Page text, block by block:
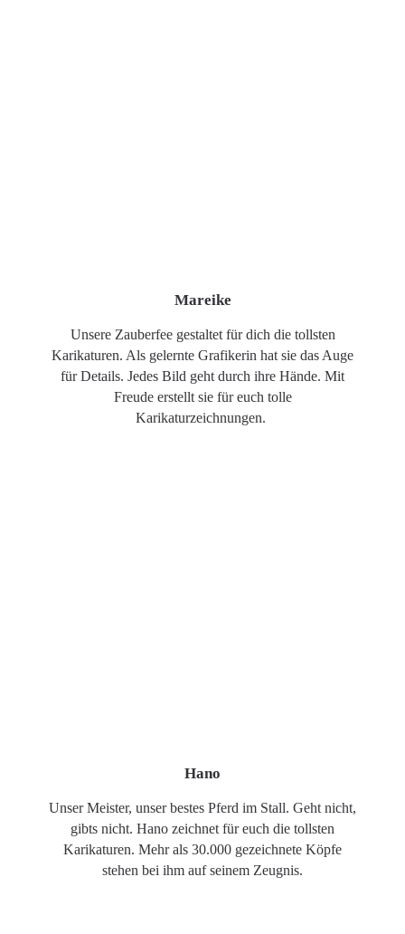
Mareike
Unsere Zauberfee gestaltet für dich die tollsten
Karikaturen. Als gelernte Grafikerin hat sie das Auge
für Details. Jedes Bild geht durch ihre Hände. Mit
Freude erstellt sie für euch tolle
Karikaturzeichnungen.
Hano
Unser Meister, unser bestes Pferd im Stall. Geht nicht,
gibts nicht. Hano zeichnet für euch die tollsten
Karikaturen. Mehr als 30.000 gezeichnete Köpfe
stehen bei ihm auf seinem Zeugnis.